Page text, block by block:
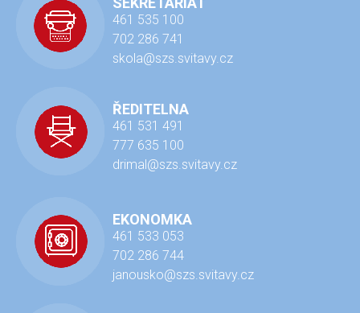
461 535 100
702 286 741
skola@szs.svitavy.cz
ŘEDITELNA
461 531 491
777 635 100
drimal@szs.svitavy.cz
EKONOMKA
461 533 053
702 286 744
janousko@szs.svitavy.cz